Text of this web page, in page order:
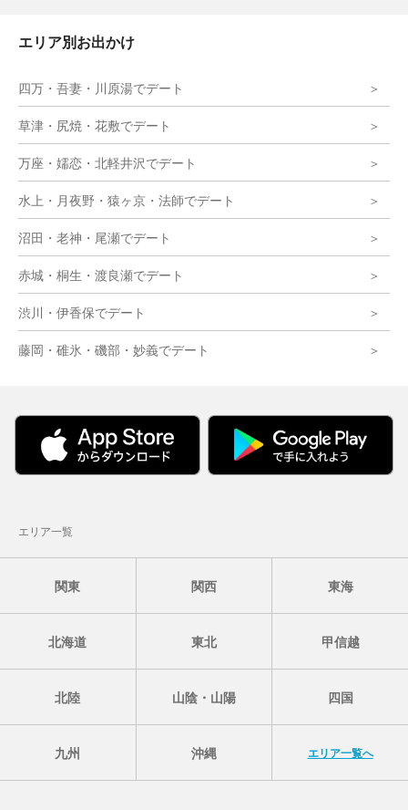
エリア別お出かけ
四万・吾妻・川原湯でデート
草津・尻焼・花敷でデート
万座・嬬恋・北軽井沢でデート
水上・月夜野・猿ヶ京・法師でデート
沼田・老神・尾瀬でデート
赤城・桐生・渡良瀬でデート
渋川・伊香保でデート
藤岡・碓氷・磯部・妙義でデート
エリア一覧
関東 関西 東海
北海道 東北 甲信越
北陸 山陰・山陽 四国
九州 沖縄 エリア一覧へ